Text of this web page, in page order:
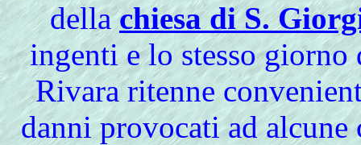
dellachiesa di S.
ingenti e lo stesso
Rivara ritenne
danni provocati ad